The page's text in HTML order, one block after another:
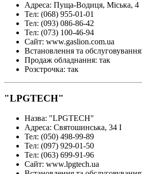
Адреса: Пуща-Водиця, Міська, 4
Тел: (068) 955-01-01
Тел: (093) 086-86-42
Тел: (073) 100-46-94
Сайт: www.gaslion.com.ua
Встановлення та обслуговування:
Продаж обладнання: так
Розстрочка: так
"LPGTECH"
Назва: "LPGTECH"
Адреса: Святошинська, 34 І
Тел: (050) 498-99-89
Тел: (097) 929-01-50
Тел: (063) 699-91-96
Сайт: www.lpgtech.ua